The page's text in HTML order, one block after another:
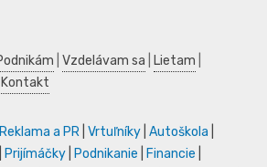
Vzdelávam sa Lietam
Kontakt
Reklama a PR Vrtuľníky Autoškola
Prijímáčky Podnikanie Financie